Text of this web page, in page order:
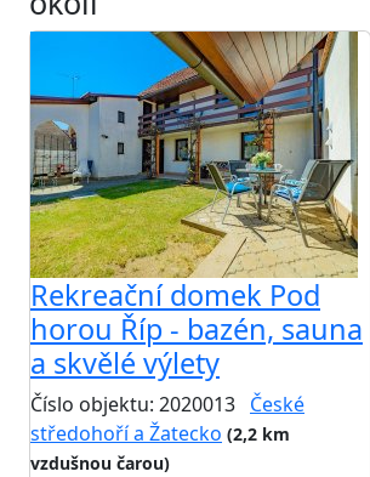
Rekreační domek Pod
horou Říp - bazén, sauna
a skvělé výlety
Číslo objektu: 2020013 České
středohoří a Žatecko (2,2 km
vzdušnou čarou)